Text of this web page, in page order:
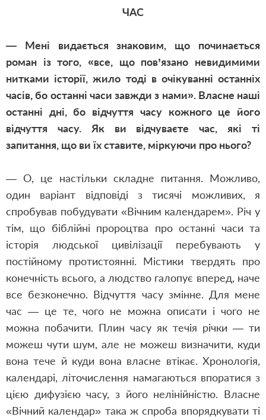
ЧАС
— Мені видається знаковим, що починається
роман із того, «все, що пов’язано невидимими
нитками історії, жило тоді в очікуванні останніх
часів, бо останні часи завжди з нами». Власне наші
останні дні, бо відчуття часу кожного це його
відчуття часу. Як ви відчуваєте час, які ті
запитання, що ви їх ставите, міркуючи про нього?
— О, це настільки складне питання. Можливо,
один варіант відповіді з тисячі можливих, я
спробував побудувати «Вічним календарем». Річ у
тім, що біблійні пророцтва про останні часи та
історія людської цивілізації перебувають у
постійному протистоянні. Містики твердять про
конечність всього, а людство галопує вперед, наче
все безконечно. Відчуття часу змінне. Для мене
час — це те, чого не можна описати і чого не
можна побачити. Плин часу як течія річки — ти
можеш чути шум, але не можеш визначити, куди
вона тече й куди вона власне втікає. Хронологія,
календарі, літочислення намагаються впоратися з
цією дифузією часу, з його нелінійністю. Власне
«Вічний календар» така ж спроба впорядкувати ті